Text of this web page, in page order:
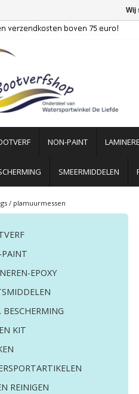
NON-PAINT
SMEERMIDDELEN
/ plamuurmessen
EPOXY
BESCHERMING
KIT
REINIGEN
Wij